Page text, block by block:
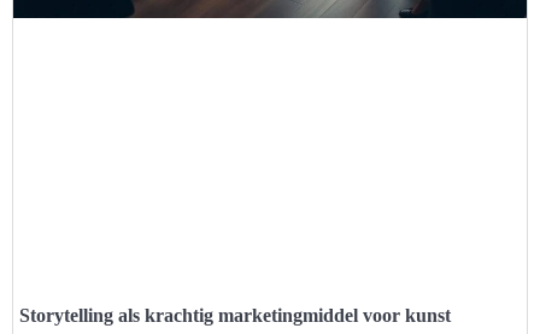
Storytelling als krachtig marketingmiddel voor kunst